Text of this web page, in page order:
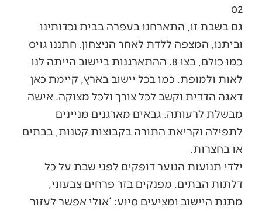
02
גם בשבת זו, התארחנו בעפרה בבית נכדותינו
וביתנו, המצפה ללדת לאחר הניצחון. חתננו גויס
כמו כולם, בצו 8. ההתארגנות ביישוב הייתה לנו
לאות ולמופת. כמו בכל יישוב בארץ, קיימת כאן
דאגה הדדית וקשב לכל צורך ולכל מצוקה. אישה
מבשלת לרעותה. גבאים מארגנים מניינים
לתפילה וקריאת התורה בקבוצות קטנות, בבתים
או בחצרות.
ילדי תנועות הנוער דופקים לפני שבת על כל
דלתות הבתים. מפנקים בזר פרחים צבעוני,
מתנת היישוב ומציעים סיוע: ‘אולי אפשר לעזור